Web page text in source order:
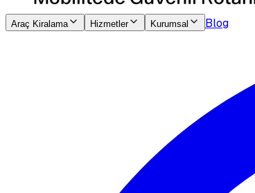
Araç Kiralama Hizmetler Kurumsal Blog